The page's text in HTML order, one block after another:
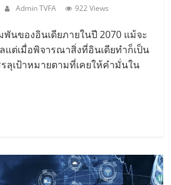
Admin TVFA 922 Views
พันของอินเดียภายในปี 2070 แม้จะ
แต่เมื่อพิจารณาสิ่งที่อินเดียทำก็เป็น
ลุเป้าหมายตามที่เคยให้คำมั่นใน